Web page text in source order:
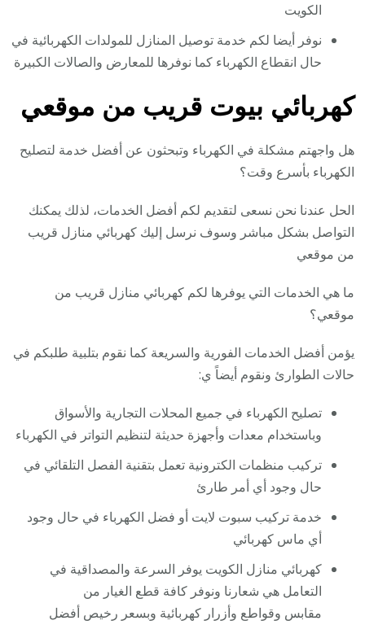
الكويت
نوفر أيضا لكم خدمة توصيل المنازل للمولدات الكهربائية في
حال انقطاع الكهرباء كما نوفرها للمعارض والصالات الكبيرة
كهربائي بيوت قريب من موقعي
هل واجهتم مشكلة في الكهرباء وتبحثون عن أفضل خدمة لتصليح
الكهرباء بأسرع وقت؟
الحل عندنا نحن نسعى لتقديم لكم أفضل الخدمات، لذلك يمكنك
التواصل بشكل مباشر وسوف نرسل إليك كهربائي منازل قريب
من موقعي
ما هي الخدمات التي يوفرها لكم كهربائي منازل قريب من
موقعي؟
يؤمن أفضل الخدمات الفورية والسريعة كما نقوم بتلبية طلبكم في
حالات الطوارئ ونقوم أيضاً ي:
تصليح الكهرباء في جميع المحلات التجارية والأسواق
وباستخدام معدات وأجهزة حديثة لتنظيم التواتر في الكهرباء
تركيب منظمات الكترونية تعمل بتقنية الفصل التلقائي في
حال وجود أي أمر طارئ
خدمة تركيب سبوت لايت أو فضل الكهرباء في حال وجود
أي ماس كهربائي
كهربائي منازل الكويت يوفر السرعة والمصداقية في
التعامل هي شعارنا ونوفر كافة قطع الغيار من
مقابس وقواطع وأزرار كهربائية وبسعر رخيص أفضل